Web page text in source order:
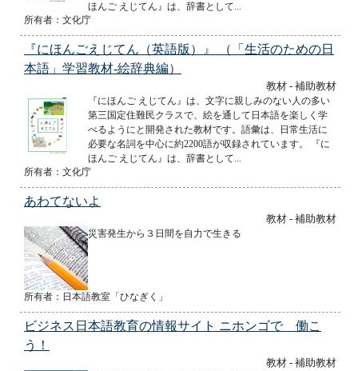
ほんご えじてん』は、辞書として...
所有者：文化庁
『にほんごえじてん（英語版）』 （「生活のための日
本語」学習教材-絵辞典編）
教材 - 補助教材
『にほんご えじてん』は、文字に親しみのない人の多い
第三国定住難民クラスで、絵を通して日本語を楽しく学
べるようにと開発された教材です。語彙は、日常生活に
必要な名詞を中心に約2200語が収録されています。 『に
ほんご えじてん』は、辞書として...
所有者：文化庁
あわてないよ
教材 - 補助教材
災害発生から３日間を自力で生きる
所有者：日本語教室「ひなぎく」
ビジネス日本語教育の情報サイト ニホンゴで 働こ
う！
教材 - 補助教材